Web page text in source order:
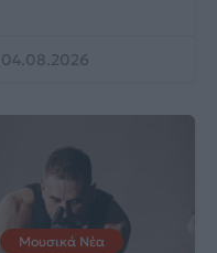
04.08.2026
Μουσικά Νέα